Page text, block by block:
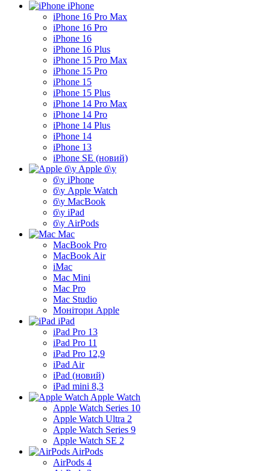
iPhone
iPhone 16 Pro Max
iPhone 16 Pro
iPhone 16
iPhone 16 Plus
iPhone 15 Pro Max
iPhone 15 Pro
iPhone 15
iPhone 15 Plus
iPhone 14 Pro Max
iPhone 14 Pro
iPhone 14 Plus
iPhone 14
iPhone 13
iPhone SE (новий)
Apple б\у
б\у iPhone
б\у Apple Watch
б\у MacBook
б\у iPad
б\у AirPods
Mac
MacBook Pro
MacBook Air
iMac
Mac Mini
Mac Pro
Mac Studio
Монітори Apple
iPad
iPad Pro 13
iPad Pro 11
iPad Pro 12,9
iPad Air
iPad (новий)
iPad mini 8,3
Apple Watch
Apple Watch Series 10
Apple Watch Ultra 2
Apple Watch Series 9
Apple Watch SE 2
AirPods
AirPods 4